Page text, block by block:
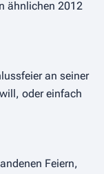
ähnlichen 2012
an seiner
oder einfach
Feiern,